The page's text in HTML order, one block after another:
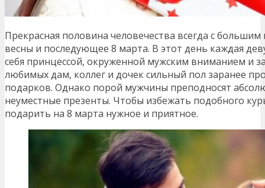
Прекрасная половина человечества всегда с
весны и последующее 8 марта. В этот день каждая
себя принцессой, окруженной мужским вниманием и
любимых дам, коллег и дочек сильный пол заранее
подарков. Однако порой мужчины преподносят
неуместные презенты. Чтобы избежать подобного
подарить на 8 марта нужное и приятное.